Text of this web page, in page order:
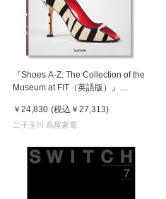
『Shoes A-Z: The Collection of the
Museum at FIT（英語版）』
￥24,830 (税込 ￥27,313)
二子玉川 蔦屋家電